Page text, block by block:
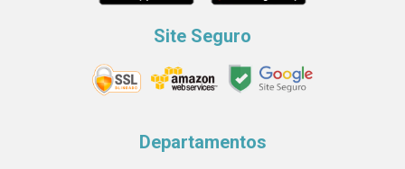
Site Seguro
Departamentos